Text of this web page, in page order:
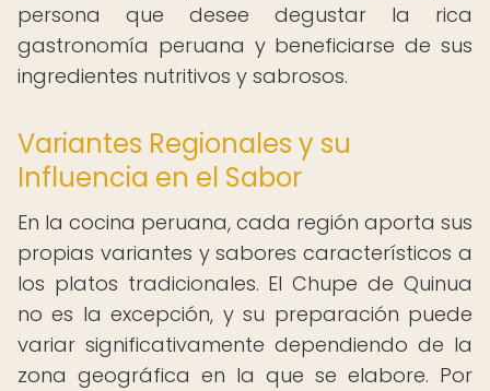
persona que desee degustar la rica
gastronomía peruana y beneficiarse de sus
ingredientes nutritivos y sabrosos.
Variantes Regionales y su
Influencia en el Sabor
En la cocina peruana, cada región aporta sus
propias variantes y sabores característicos a
los platos tradicionales. El Chupe de Quinua
no es la excepción, y su preparación puede
variar significativamente dependiendo de la
zona geográfica en la que se elabore. Por